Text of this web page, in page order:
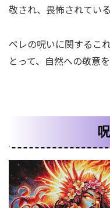
敬され、畏怖されてい
ペレの呪いに関するこ
とって、自然への敬意